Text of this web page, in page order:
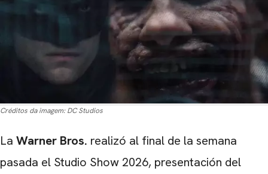
Créditos da imagem: DC Studios
La Warner Bros. realizó al final de la semana
pasada el Studio Show 2026, presentación del